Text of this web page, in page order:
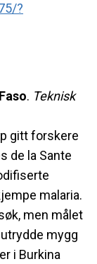
?
. Teknisk
gitt forskere
de la Sante
malaria.
men målet
mygg
i Burkina